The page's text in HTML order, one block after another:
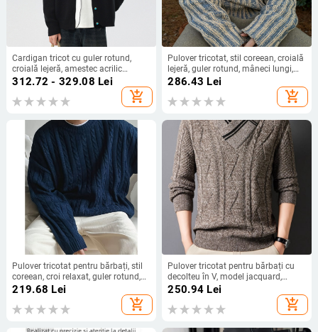
Cardigan tricot cu guler rotund,
croială lejeră, amestec acrilic
respirabil pentru purtare zilnică
312.72 - 329.08 Lei
add_shopping_cart
Pulover tricotat, stil coreean, croială
lejeră, guler rotund, mâneci lungi,
bumbac
286.43 Lei
add_shopping_cart
Pulover tricotat pentru bărbați, stil
coreean, croi relaxat, guler rotund,
mâneci lungi, toamnă
219.68 Lei
add_shopping_cart
Pulover tricotat pentru bărbați cu
decolteu în V, model jacquard,
mâneci lungi, grosime moderată,
250.94 Lei
add_shopping_cart